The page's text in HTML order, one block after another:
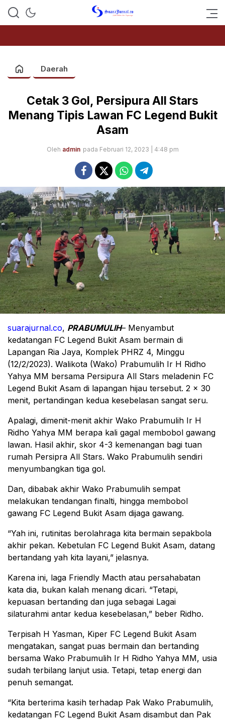
SUARAJURNAL.CO
Daerah
Cetak 3 Gol, Persipura All Stars
Menang Tipis Lawan FC Legend Bukit
Asam
Oleh admin pada Februari 12, 2023 | 4:48 pm
suarajurnal.co, PRABUMULIH– Menyambut
kedatangan FC Legend Bukit Asam bermain di
Lapangan Ria Jaya, Komplek PHRZ 4, Minggu
(12/2/2023). Walikota (Wako) Prabumulih Ir H Ridho
Yahya MM bersama Persipura All Stars meladenin FC
Legend Bukit Asam di lapangan hijau tersebut. 2 x 30
menit, pertandingan kedua kesebelasan sangat seru.
Apalagi, dimenit-menit akhir Wako Prabumulih Ir H
Ridho Yahya MM berapa kali gagal membobol gawang
lawan. Hasil akhir, skor 4-3 kemenangan bagi tuan
rumah Persipra All Stars. Wako Prabumulih sendiri
menyumbangkan tiga gol.
Dan, dibabak akhir Wako Prabumulih sempat
melakukan tendangan finalti, hingga membobol
gawang FC Legend Bukit Asam dijaga gawang.
“Yah ini, rutinitas berolahraga kita bermain sepakbola
akhir pekan. Kebetulan FC Legend Bukit Asam, datang
bertandang yah kita layani,” jelasnya.
Karena ini, laga Friendly Macth atau persahabatan
kata dia, bukan kalah menang dicari. “Tetapi,
kepuasan bertanding dan juga sebagai Lagai
silaturahmi antar kedua kesebelasan,” beber Ridho.
Terpisah H Yasman, Kiper FC Legend Bukit Asam
mengatakan, sangat puas bermain dan bertanding
bersama Wako Prabumulih Ir H Ridho Yahya MM, usia
sudah terbilang lanjut usia. Tetapi, tetap energi dan
penuh semangat.
“Kita berterima kasih terhadap Pak Wako Prabumulih,
kedatangan FC Legend Bukit Asam disambut dan Pak